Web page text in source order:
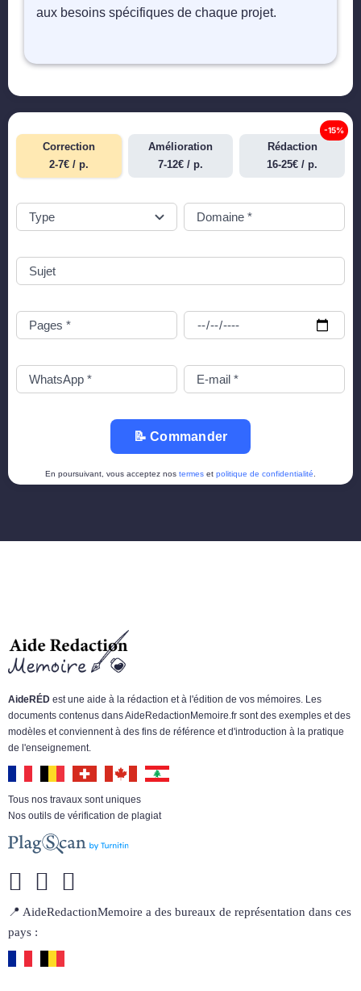
aux besoins spécifiques de chaque projet.
Correction
2-7€ / p.
Amélioration
7-12€ / p.
Rédaction
16-25€ / p.
-15%
📝 Commander
En poursuivant, vous acceptez nos termes et politique de confidentialité
AideRÉD est une aide à la rédaction et à l'édition de vos mémoires. Les
documents contenus dans AideRedactionMemoire.fr sont des exemples et des
modèles et conviennent à des fins de référence et d'introduction à la pratique
de l'enseignement.
Tous nos travaux sont uniques
Nos outils de vérification de plagiat
📍 AideRedactionMemoire a des bureaux de représentation dans ces
pays :